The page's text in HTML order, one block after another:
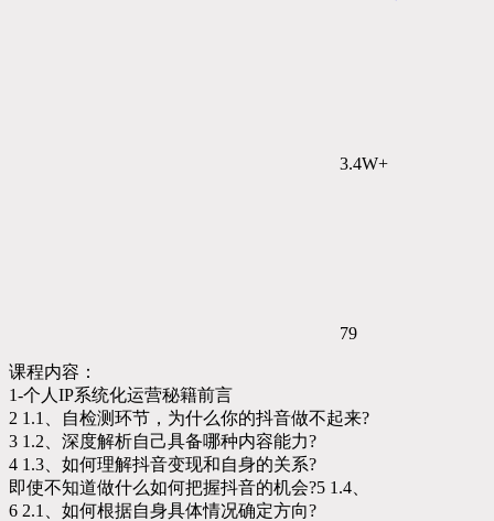
3.4W+
79
课程内容：
1-个人IP系统化运营秘籍前言
2 1.1、自检测环节，为什么你的抖音做不起来?
3 1.2、深度解析自己具备哪种内容能力?
4 1.3、如何理解抖音变现和自身的关系?
即使不知道做什么如何把握抖音的机会?5 1.4、
6 2.1、如何根据自身具体情况确定方向?